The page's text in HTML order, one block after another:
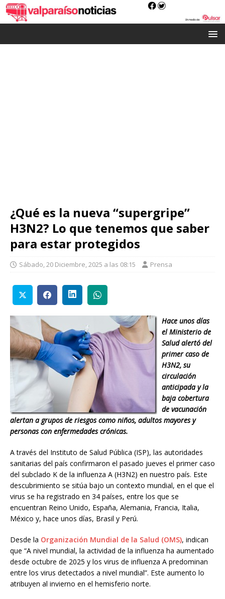
¿Qué es la nueva “supergripe”
H3N2? Lo que tenemos que saber
para estar protegidos
Sábado, 20 Diciembre, 2025 a las 08:15 Prensa
Hace unos días
el Ministerio de
Salud alertó del
primer caso de
H3N2, su
circulación
anticipada y la
baja cobertura
de vacunación
alertan a grupos de riesgos como niños, adultos mayores y
personas con enfermedades crónicas.
A través del Instituto de Salud Pública (ISP), las autoridades
sanitarias del país confirmaron el pasado jueves el primer caso
del subclado K de la influenza A (H3N2) en nuestro país. Este
descubrimiento se sitúa bajo un contexto mundial, en el que el
virus se ha registrado en 34 países, entre los que se
encuentran Reino Unido, España, Alemania, Francia, Italia,
México y, hace unos días, Brasil y Perú.
Desde la Organización Mundial de la Salud (OMS), indican
que “A nivel mundial, la actividad de la influenza ha aumentado
desde octubre de 2025 y los virus de influenza A predominan
entre los virus detectados a nivel mundial”. Este aumento lo
atribuyen al invierno en el hemisferio norte.